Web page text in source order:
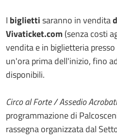
I bigliettisaranno in vendita
Vivaticket.com (senza costi
vendita e in biglietteria
un'ora prima dell'inizio, fino
disponibili.
Circo al Forte / Assedio
programmazione di
rassegna organizzata dal